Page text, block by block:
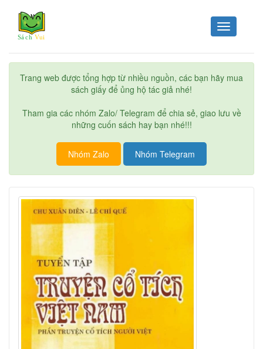
Toggle
navigation
Trang web được tổng hợp từ nhiều nguồn, các bạn hãy mua
sách giấy để ủng hộ tác giả nhé!
Tham gia các nhóm Zalo/ Telegram để chia sẻ, giao lưu về
những cuốn sách hay bạn nhé!!!
Nhóm Zalo Nhóm Telegram